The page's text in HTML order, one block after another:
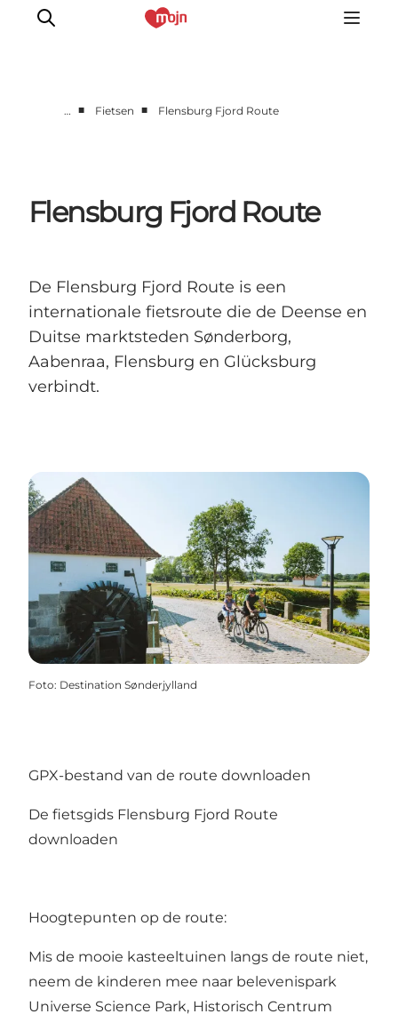
Events
Accommodaties
Booking
… ■ Fietsen ■ Flensburg Fjord Route
Flensburg Fjord Route
De Flensburg Fjord Route is een
internationale fietsroute die de Deense en
Duitse marktsteden Sønderborg,
Aabenraa, Flensburg en Glücksburg
verbindt.
Foto: Destination Sønderjylland
GPX-bestand van de route downloaden
De fietsgids Flensburg Fjord Route
downloaden
Hoogtepunten op de route:
Mis de mooie kasteeltuinen langs de route niet,
neem de kinderen mee naar belevenispark
Universe Science Park, Historisch Centrum